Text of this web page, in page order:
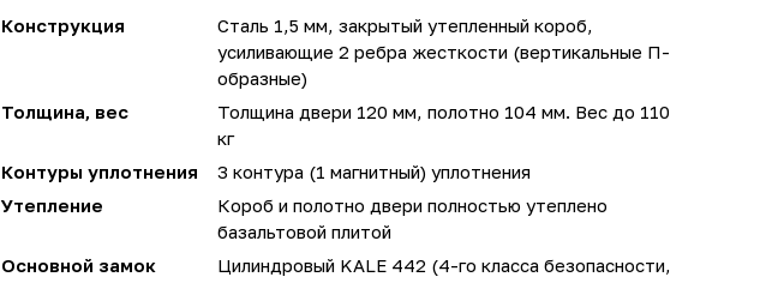
Конструкция
Сталь 1,5 мм, закрытый утепленный короб,
усиливающие 2 ребра жесткости (вертикальные П-
образные)
Толщина, вес
Толщина двери 120 мм, полотно 104 мм. Вес до 110
кг
Контуры уплотнения
3 контура (1 магнитный) уплотнения
Утепление
Короб и полотно двери полностью утеплено
базальтовой плитой
Основной замок
Цилиндровый KALE 442 (4-го класса безопасности,